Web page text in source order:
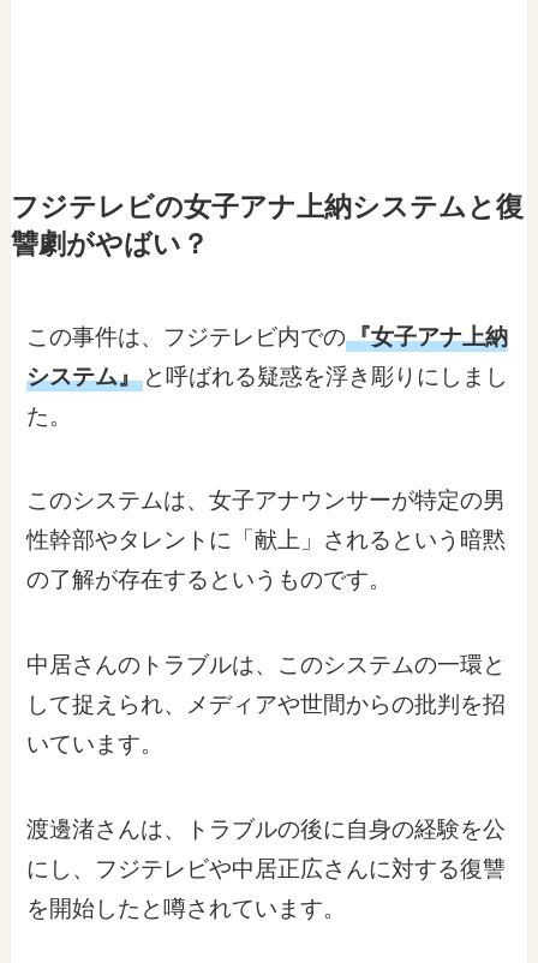
フジテレビの女子アナ上納システムと復
讐劇がやばい？
この事件は、フジテレビ内での『女子アナ上納
システム』 と呼ばれる疑惑を浮き彫りにしまし
た。
このシステムは、女子アナウンサーが特定の男
性幹部やタレントに「献上」されるという暗黙
の了解が存在するというものです。
中居さんのトラブルは、このシステムの一環と
して捉えられ、メディアや世間からの批判を招
いています。
渡邊渚さんは、トラブルの後に自身の経験を公
にし、フジテレビや中居正広さんに対する復讐
を開始したと噂されています。